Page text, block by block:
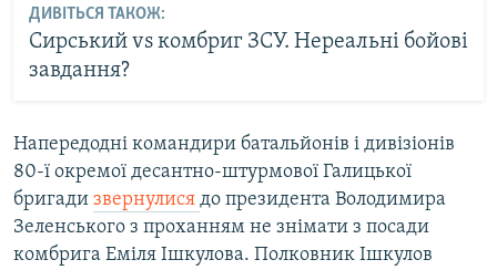
ДИВІТЬСЯ ТАКОЖ:
Сирський vs комбриг ЗСУ. Нереальні бойові
завдання?
Напередодні командири батальйонів і дивізіонів
80-ї окремої десантно-штурмової Галицької
бригади звернулися до президента Володимира
Зеленського з проханням не знімати з посади
комбрига Еміля Ішкулова. Полковник Ішкулов